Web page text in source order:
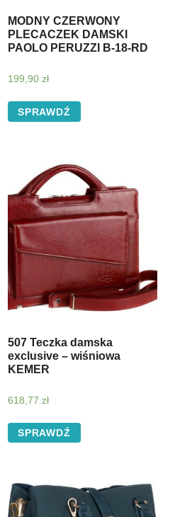
MODNY CZERWONY
PLECACZEK DAMSKI
PAOLO PERUZZI B-18-RD
199,90 zł
SPRAWDŹ
507 Teczka damska
exclusive – wiśniowa
KEMER
618,77 zł
SPRAWDŹ